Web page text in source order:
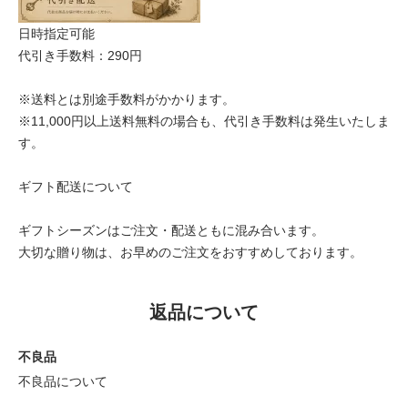
日時指定可能
代引き手数料：290円
※送料とは別途手数料がかかります。
※11,000円以上送料無料の場合も、代引き手数料は発生いたしま
す。
ギフト配送について
ギフトシーズンはご注文・配送ともに混み合います。
大切な贈り物は、お早めのご注文をおすすめしております。
返品について
不良品
不良品について